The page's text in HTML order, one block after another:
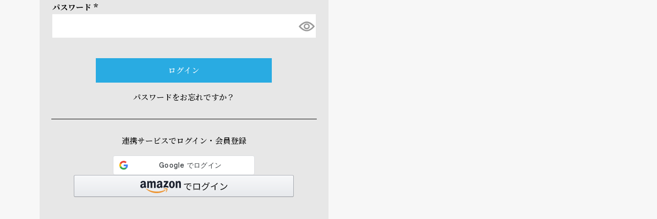
パスワード
(必
ログイン
パスワードをお忘れですか？
連携サービスでログイン・会員登録